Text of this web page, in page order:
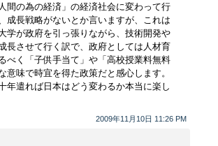
2009年11月10日 11:26 PM
間の為の経済」の経済社会に変わって行
成長戦略がないとか言いますが、これは
学が政府を引っ張りながら、技術開発や
長させて行く訳で、政府としては人材育
べく「子供手当て」や「高校授業料無料
意味で時宜を得た政策だと感心します。
年遣れば日本はどう変わるか本当に楽し